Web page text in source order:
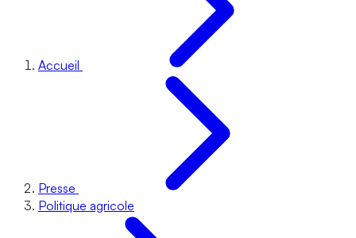
Accueil
Presse
Politique agricole